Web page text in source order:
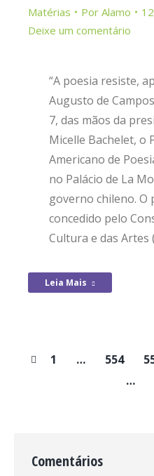
Matérias Por Alamo
Deixe um comentário
“A poesia resiste,
Augusto de
7, das mãos da
Micelle Bachelet, o
Americano de
no Palácio de La
governo chileno. O
concedido pelo
Cultura e das Artes
Leia Mais
1 … 554
…
Comentários